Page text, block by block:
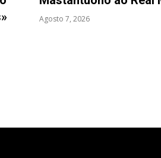
Agosto 7, 2026